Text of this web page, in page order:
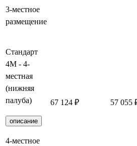
3-местное
размещение
Стандарт
4М - 4-
местная
(нижняя
палуба)
описание
4-местное
67 124 ₽ 57 055